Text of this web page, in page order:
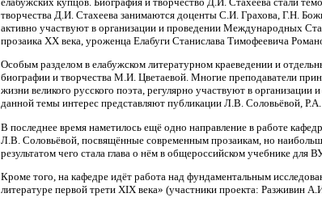
творчества Д.И. Стахеева занимаются доценты С.И. Грахова, Г.Н.
активно участвуют в организации и проведении Международных
прозаика ХХ века, уроженца Елабуги Станислава Тимофеевича
Особым разделом в елабужском литературном краеведении и
биографии и творчества М.И. Цветаевой. Многие преподаватели
жизни великого русского поэта, регулярно участвуют в
данной темы интерес представляют публикации Л.В. Соловьёвой,
В последнее время наметилось ещё одно направление в работе
Л.В. Соловьёвой, посвящённые современным прозаикам, но
результатом чего стала глава о нём в общероссийском учебнике для
Кроме того, на кафедре идёт работа над фундаментальным
литературе первой трети ХIХ века» (участники проекта: Разживин